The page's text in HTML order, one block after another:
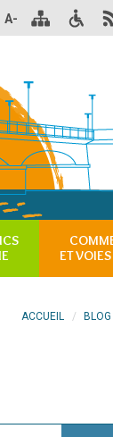
A-
ET
ACCUEIL BLOG